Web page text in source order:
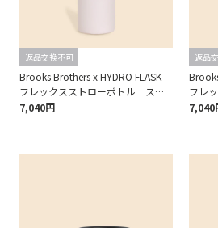
返品交換不可
Brooks Brothers x HYDRO FLASK
フレックスストローボトル スタ
ンダードマウス 21oz
7,040円
返品
フレ
ンダ
7,040